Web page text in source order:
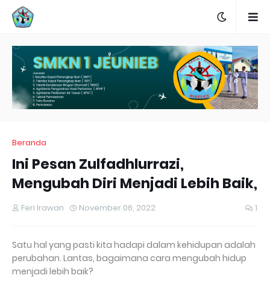
Beranda
Ini Pesan Zulfadhlurrazi,
Mengubah Diri Menjadi Lebih Baik,
Feri Irawan November 06, 2022 1
Satu hal yang pasti kita hadapi dalam kehidupan adalah
perubahan. Lantas, bagaimana cara mengubah hidup
menjadi lebih baik?